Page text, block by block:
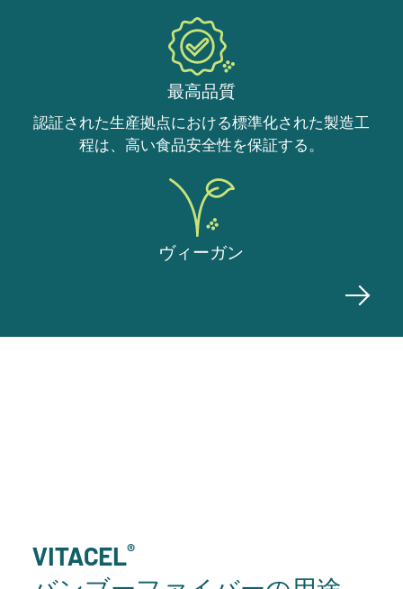
最高品質
認証された生産拠点における標準化された製造工
程は、高い食品安全性を保証する。
ヴィーガン
VITACEL®